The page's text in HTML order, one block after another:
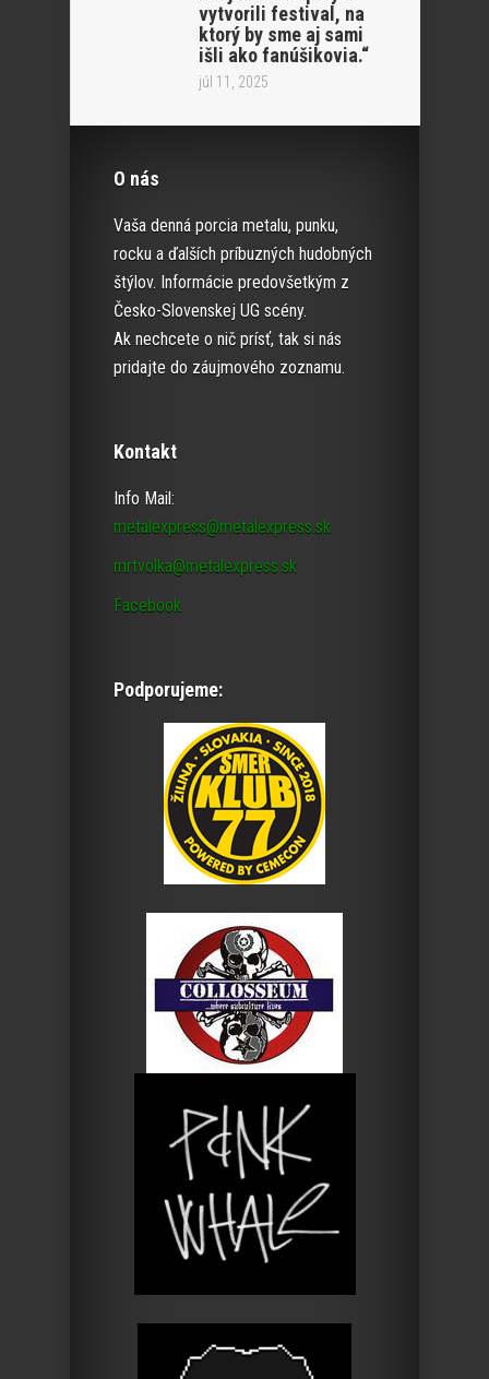
vytvorili festival, na
ktorý by sme aj sami
išli ako fanúšikovia.“
júl 11, 2025
O nás
Vaša denná porcia metalu, punku,
rocku a ďalších príbuzných hudobných
štýlov. Informácie predovšetkým z
Česko-Slovenskej UG scény.
Ak nechcete o nič prísť, tak si nás
pridajte do záujmového zoznamu.
Kontakt
Info Mail:
metalexpress@metalexpress.sk
mrtvolka@metalexpress.sk
Facebook
Podporujeme: